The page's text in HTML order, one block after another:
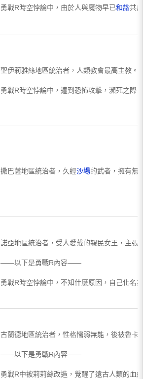
勇戰R時空悖論中，由於人與魔物早已和諧共
聖伊莉雅絲地區統治者，人類教會最高主教。
勇戰R時空悖論中，遭到恐怖攻擊，瀕死之際
​撒巴薩地區統治者，久經沙場的武者，擁有無
諾亞地區統治者，受人愛戴的親民女王，主
——以下是勇戰R內容——
勇戰R時空悖論中，不知什麼原因，自己化名
古蘭德地區統治者，性格懦弱無能，後被魯
——以下是勇戰R內容——
勇戰R中被莉莉絲改造，覺醒了遠古人類的血